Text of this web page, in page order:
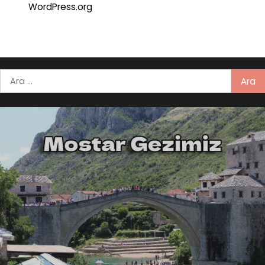
WordPress.org
Arama: